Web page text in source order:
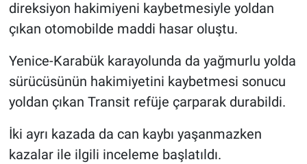
direksiyon hakimiyeni kaybetmesiyle yoldan
çıkan otomobilde maddi hasar oluştu.
Yenice-Karabük karayolunda da yağmurlu yolda
sürücüsünün hakimiyetini kaybetmesi sonucu
yoldan çıkan Transit refüje çarparak durabildi.
İki ayrı kazada da can kaybı yaşanmazken
kazalar ile ilgili inceleme başlatıldı.